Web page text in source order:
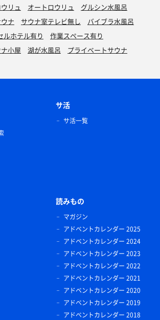
リュ オートロウリュ
グルシン水風呂
ナ サウナ室テレビ無し
バイブラ水風呂
ルホテル有り
作業スペース有り
小屋 湖が水風呂 プライベートサウナ
サ活
サ活一覧
読みもの
マガジン
アドベントカレンダー 2025
アドベントカレンダー 2024
アドベントカレンダー 2023
アドベントカレンダー 2022
アドベントカレンダー 2021
アドベントカレンダー 2020
アドベントカレンダー 2019
アドベントカレンダー 2018